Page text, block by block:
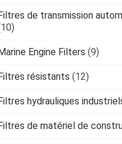
Filtres de transmission
Marine Engine Filters (9)
Filtres résistants (12)
Filtres hydrauliques
Filtres de matériel de